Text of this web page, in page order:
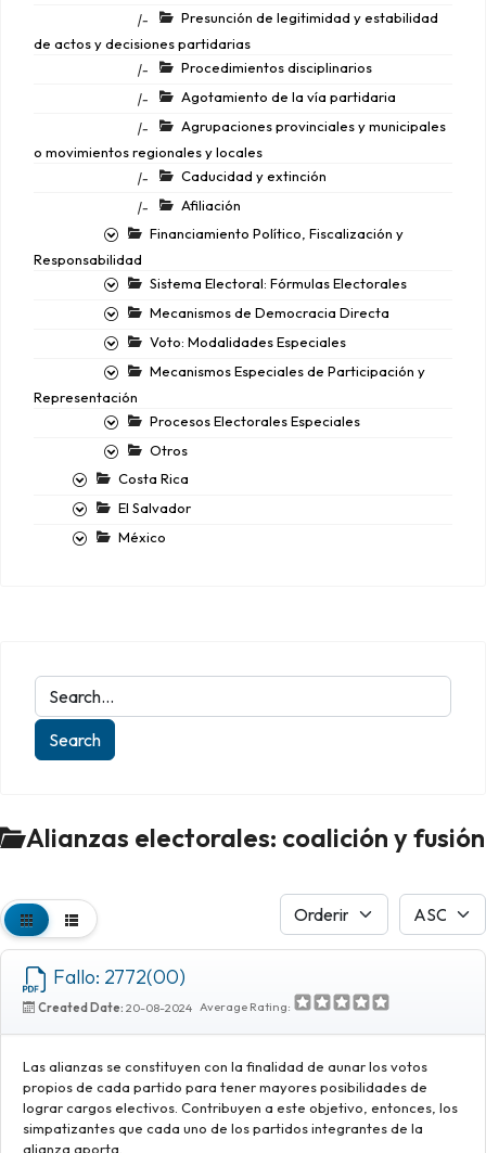
|-
Presunción de legitimidad y estabilidad
de actos y decisiones partidarias
|-
Procedimientos disciplinarios
|-
Agotamiento de la vía partidaria
|-
Agrupaciones provinciales y municipales
o movimientos regionales y locales
|-
Caducidad y extinción
|-
Afiliación
Financiamiento Político, Fiscalización y
Responsabilidad
Sistema Electoral: Fórmulas Electorales
Mecanismos de Democracia Directa
Voto: Modalidades Especiales
Mecanismos Especiales de Participación y
Representación
Procesos Electorales Especiales
Otros
Costa Rica
El Salvador
México
Alianzas electorales: coalición y fusión
Fallo: 2772(00)
Created Date: 20-08-2024 Average Rating:
Las alianzas se constituyen con la finalidad de aunar los votos
propios de cada partido para tener mayores posibilidades de
lograr cargos electivos. Contribuyen a este objetivo, entonces, los
simpatizantes que cada uno de los partidos integrantes de la
alianza aporta.